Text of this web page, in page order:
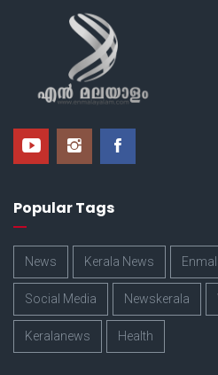
Popular Tags
News Kerala News
Social Media Newskerala
Keralanews Health